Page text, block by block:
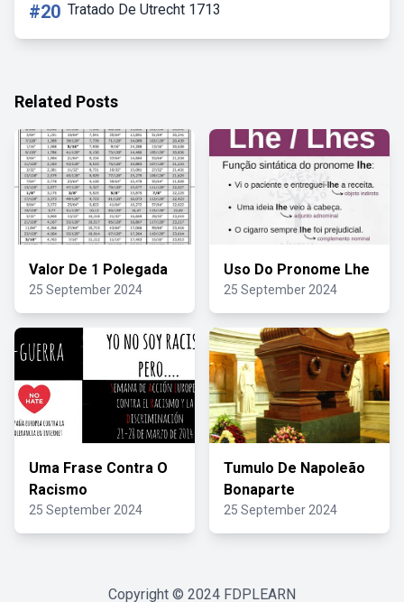
#20 Tratado De Utrecht 1713
Related Posts
Valor De 1 Polegada
25 September 2024
Uso Do Pronome Lhe
25 September 2024
Uma Frase Contra O
Racismo
25 September 2024
Tumulo De Napoleão
Bonaparte
25 September 2024
Copyright © 2024 FDPLEARN